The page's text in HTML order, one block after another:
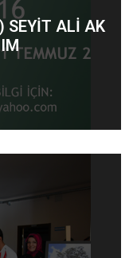
SEYİT ALİ AK